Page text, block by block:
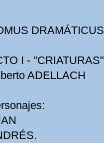
DRAMÁTICUS
I ‑ "CRIATURAS"
ADELLACH